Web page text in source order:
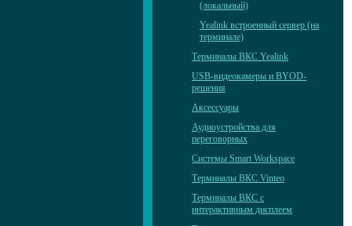
(локальный)
Yealink встроенный сервер (на
терминале)
Терминалы ВКС Yealink
USB-видеокамеры и BYOD-
решения
Аксессуары
Аудиоустройства для
переговорных
Системы Smart Workspace
Терминалы ВКС Vinteo
Терминалы ВКС с
интерактивным дисплеем